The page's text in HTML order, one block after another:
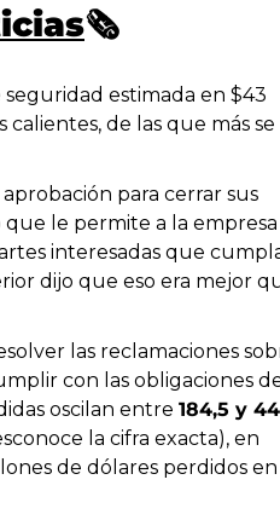
🗞️
estimada en $43
de las que más se
para cerrar sus
que le permite a la empresa
interesadas que
dijo que eso era mejor
las reclamaciones
con las obligaciones
oscilan entre 184,5 y
la cifra exacta), en
de dólares perdidos